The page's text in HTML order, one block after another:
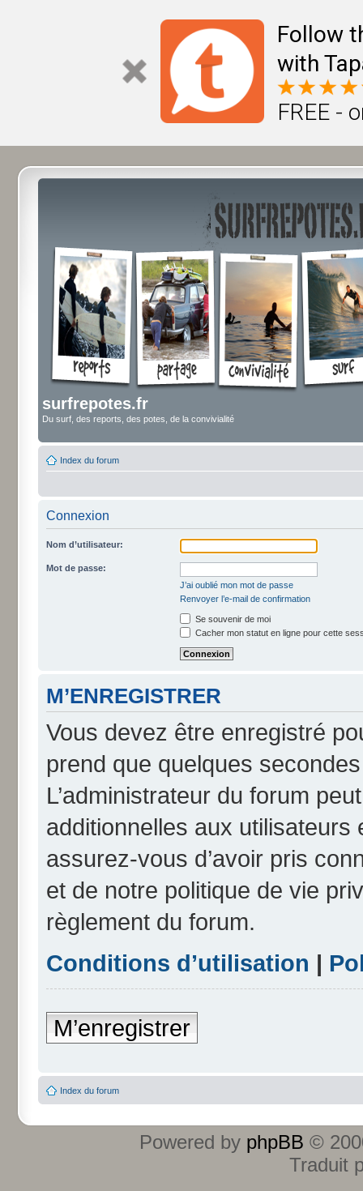
Follow
with
FREE -
surfrepotes.fr
Du surf, des reports, des potes, de la convivialité
Index du forum
Connexion
Nom d’utilisateur:
Mot de passe:
J’ai oublié mon mot de passe
Renvoyer l’e-mail de confirmation
Se souvenir de moi
Cacher mon statut en ligne pour cette
M’ENREGISTRER
Vous devez être enregistré
prend que quelques
L’administrateur du forum
additionnelles aux
assurez-vous d’avoir pris
et de notre politique de vie
règlement du forum.
Conditions d’utilisation |
M’enregistrer
Index du forum
Powered by phpBB ©
Traduit